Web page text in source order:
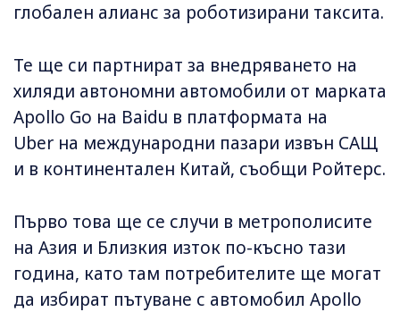
глобален алианс за роботизирани таксита.
Те ще си партнират за внедряването на
хиляди автономни автомобили от марката
Apollo Go на Baidu в платформата на
Uber на международни пазари извън САЩ
и в континентален Китай, съобщи Ройтерс.
Първо това ще се случи в метрополисите
на Азия и Близкия изток по-късно тази
година, като там потребителите ще могат
да избират пътуване с автомобил Apollo